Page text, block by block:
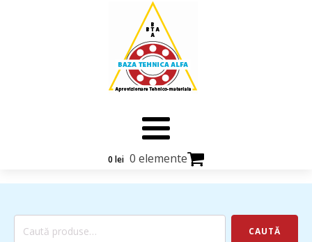
0 lei 0 elemente
Caută
CAUTĂ